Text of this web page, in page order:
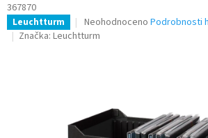
367870
Leuchtturm
Průměrné
hodnocení
hvězdiček.
Neohodnoceno Podrobnosti
Značka: Leuchtturm